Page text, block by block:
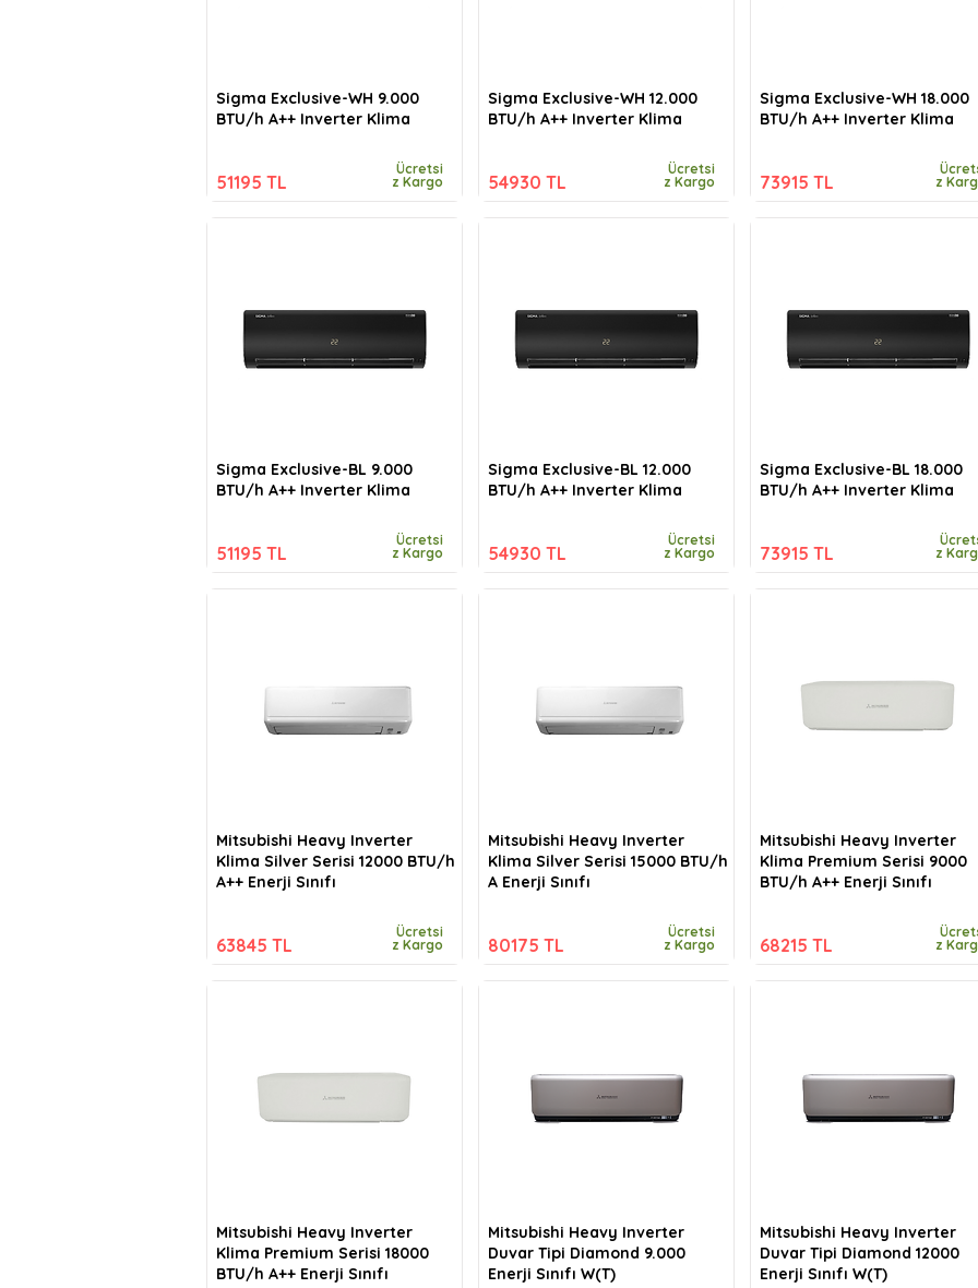
Sigma Exclusive-WH 9.000
BTU/h A++ Inverter Klima
51195 TL
Ücretsi
z Kargo
Sigma Exclusive-BL 9.000
BTU/h A++ Inverter Klima
51195 TL
Ücretsi
z Kargo
Mitsubishi Heavy Inverter
Klima Silver Serisi 12000 BTU/h
A++ Enerji Sınıfı
63845 TL
Ücretsi
z Kargo
Mitsubishi Heavy Inverter
Klima Premium Serisi 18000
BTU/h A++ Enerji Sınıfı
Sigma Exclusive-WH 12.000
BTU/h A++ Inverter Klima
54930 TL
Ücretsi
z Kargo
Sigma Exclusive-BL 12.000
BTU/h A++ Inverter Klima
54930 TL
Ücretsi
z Kargo
Mitsubishi Heavy Inverter
Klima Silver Serisi 15000 BTU/h
A Enerji Sınıfı
80175 TL
Ücretsi
z Kargo
Mitsubishi Heavy Inverter
Duvar Tipi Diamond 9.000
Enerji Sınıfı W(T)
Sigma Exclusive-WH 18.000
BTU/h A++ Inverter Klima
73915 TL
z
Sigma Exclusive-BL 18.000
BTU/h A++ Inverter Klima
73915 TL
z
Mitsubishi Heavy Inverter
Klima Premium Serisi 9000
BTU/h A++ Enerji Sınıfı
68215 TL
z
Mitsubishi Heavy Inverter
Duvar Tipi Diamond 12000
Enerji Sınıfı W(T)